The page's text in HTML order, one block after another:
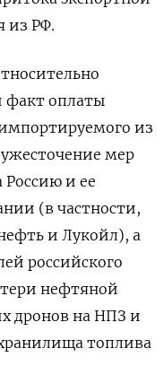
из РФ.
факт оплаты
из
мер
Россию и ее
(в частности,
и Лукойл), а
российского
нефтяной
дронов на НПЗ и
топлива